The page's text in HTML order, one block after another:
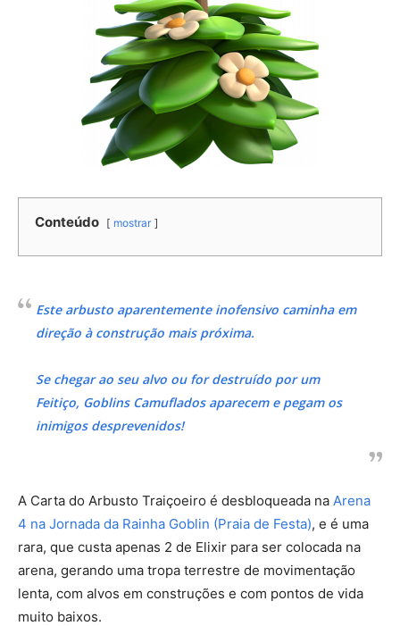
Conteúdo mostrar
Este arbusto aparentemente inofensivo caminha em
direção à construção mais próxima.
Se chegar ao seu alvo ou for destruído por um
Feitiço, Goblins Camuflados aparecem e pegam os
inimigos desprevenidos!
A Carta do Arbusto Traiçoeiro é desbloqueada na Arena
4 na Jornada da Rainha Goblin (Praia de Festa), e é uma
rara, que custa apenas 2 de Elixir para ser colocada na
arena, gerando uma tropa terrestre de movimentação
lenta, com alvos em construções e com pontos de vida
muito baixos.